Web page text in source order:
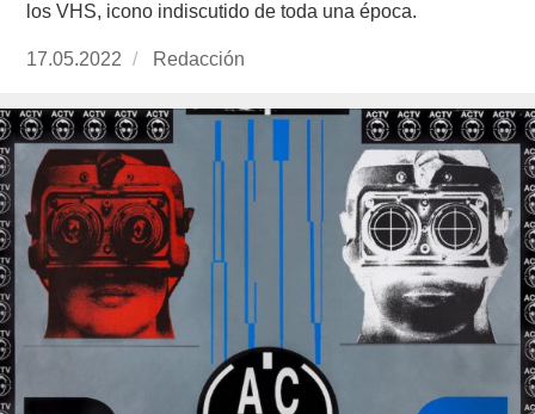
los VHS, icono indiscutido de toda una época.
Publicado
17.05.2022 https://www.experimenta.es/author/redaccion/
Redacción